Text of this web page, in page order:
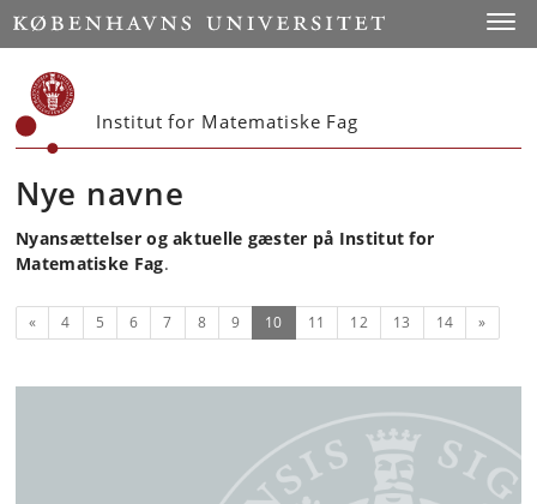
Start
Institut for Matematiske Fag
Nye navne
Nyansættelser og aktuelle gæster på Institut for
Matematiske Fag.
Forrige
« 4 5 6 7 8 9 10(nuværende)
11 12 13 14 Næste
»